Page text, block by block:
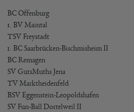
BC Offenburg
1. BV Maintal
TSV Freystadt
1. BC Saarbrücken-Bischmisheim II
BC Remagen
SV GutsMuths Jena
TV Marktheidenfeld
BSV Eggenstein-Leopoldshafen
SV Fun-Ball Dortelweil II